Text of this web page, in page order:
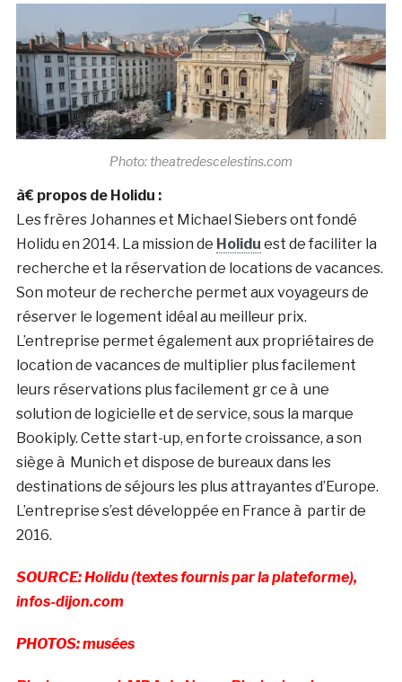
Photo: theatredescelestins.com
à€ propos de Holidu :
Les frères Johannes et Michael Siebers ont fondé
Holidu en 2014. La mission de Holidu est de faciliter la
recherche et la réservation de locations de vacances.
Son moteur de recherche permet aux voyageurs de
réserver le logement idéal au meilleur prix.
L’entreprise permet également aux propriétaires de
location de vacances de multiplier plus facilement
leurs réservations plus facilement gr ce à une
solution de logicielle et de service, sous la marque
Bookiply. Cette start-up, en forte croissance, a son
siège à Munich et dispose de bureaux dans les
destinations de séjours les plus attrayantes d’Europe.
L’entreprise s’est développée en France à partir de
2016.
SOURCE: Holidu (textes fournis par la plateforme),
infos-dijon.com
PHOTOS: musées